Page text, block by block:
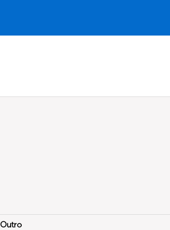
Outro